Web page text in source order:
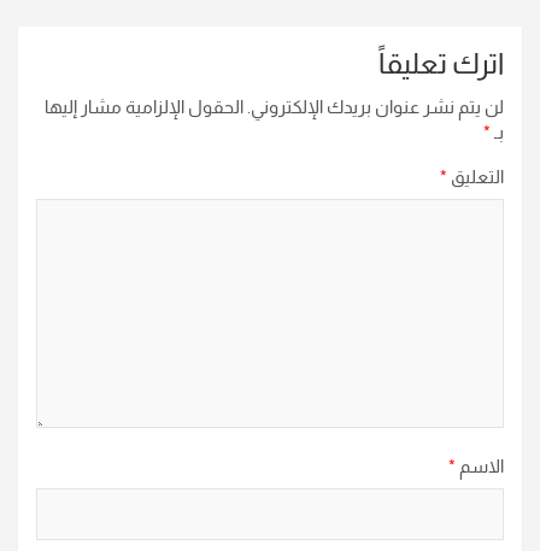
اترك تعليقاً
لن يتم نشر عنوان بريدك الإلكتروني. الحقول الإلزامية مشار إليها
بـ *
التعليق *
الاسم *